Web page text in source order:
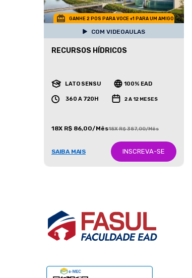
GANHE 2 POS PARA VOCE +1 PARA UM AMIGO
COM VIDEOAULAS
RECURSOS HÍDRICOS
LATO SENSU 100% EAD
360 A 720H 2 A 12 MESES
18X R$ 86,00/Mês18X R$ 387,00/Mês
SAIBA MAIS INSCREVA-SE